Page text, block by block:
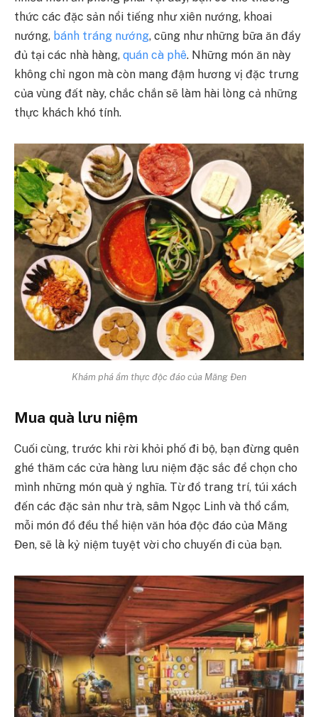
thức các đặc sản nổi tiếng như xiên nướng, khoai
nướng, bánh tráng nướng, cũng như những bữa ăn đầy
đủ tại các nhà hàng, quán cà phê. Những món ăn này
không chỉ ngon mà còn mang đậm hương vị đặc trưng
của vùng đất này, chắc chắn sẽ làm hài lòng cả những
thực khách khó tính.
Khám phá ẩm thực độc đáo của Măng Đen
Mua quà lưu niệm
Cuối cùng, trước khi rời khỏi phố đi bộ, bạn đừng quên
ghé thăm các cửa hàng lưu niệm đặc sắc để chọn cho
mình những món quà ý nghĩa. Từ đồ trang trí, túi xách
đến các đặc sản như trà, sâm Ngọc Linh và thổ cẩm,
mỗi món đồ đều thể hiện văn hóa độc đáo của Măng
Đen, sẽ là kỷ niệm tuyệt vời cho chuyến đi của bạn.